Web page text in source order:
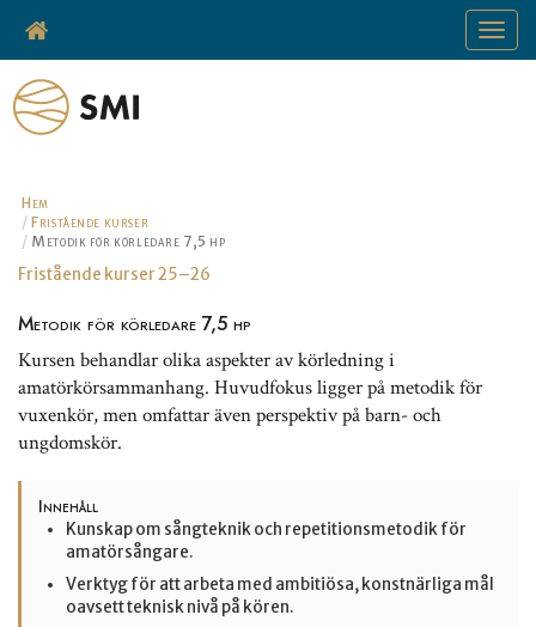
Toggle
Hem
Fristående kurser
Metodik för körledare 7,5 hp
Fristående kurser 25–26
Metodik för körledare 7,5 hp
Kursen behandlar olika aspekter av körledning i
amatörkörsammanhang. Huvudfokus ligger på metodik för
vuxenkör, men omfattar även perspektiv på barn- och
ungdomskör.
Innehåll
Kunskap om sångteknik och repetitionsmetodik för
amatörsångare.
Verktyg för att arbeta med ambitiösa, konstnärliga mål
oavsett teknisk nivå på kören.